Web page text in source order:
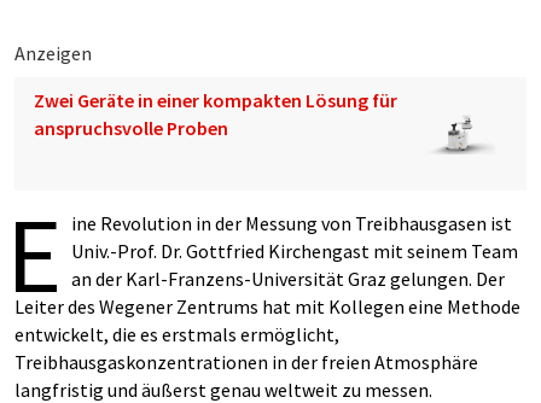
Anzeigen
Zwei Geräte in einer kompakten Lösung für
anspruchsvolle Proben
E
ine Revolution in der Messung von Treibhausgasen ist
Univ.-Prof. Dr. Gottfried Kirchengast mit seinem Team
an der Karl-Franzens-Universität Graz gelungen. Der
Leiter des Wegener Zentrums hat mit Kollegen eine Methode
entwickelt, die es erstmals ermöglicht,
Treibhausgaskonzentrationen in der freien Atmosphäre
langfristig und äußerst genau weltweit zu messen.